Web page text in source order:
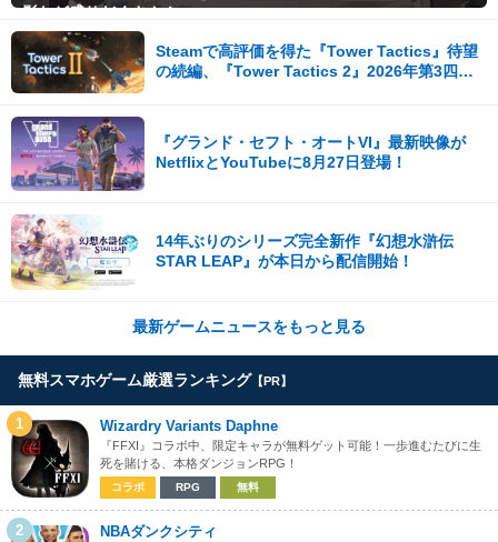
影など盛りだくさん！
Steamで高評価を得た『Tower Tactics』待望
の続編、『Tower Tactics 2』2026年第3四半
『グランド・セフト・オートVI』最新映像が
NetflixとYouTubeに8月27日登場！
14年ぶりのシリーズ完全新作『幻想水滸伝
STAR LEAP』が本日から配信開始！
最新ゲームニュースをもっと見る
無料スマホゲーム厳選ランキング 【PR】
1 Wizardry Variants Daphne
『FFXI』コラボ中、限定キャラが無料ゲット可能！一歩進むたびに生
死を賭ける、本格ダンジョンRPG！
コラボ RPG 無料
2 NBAダンクシティ